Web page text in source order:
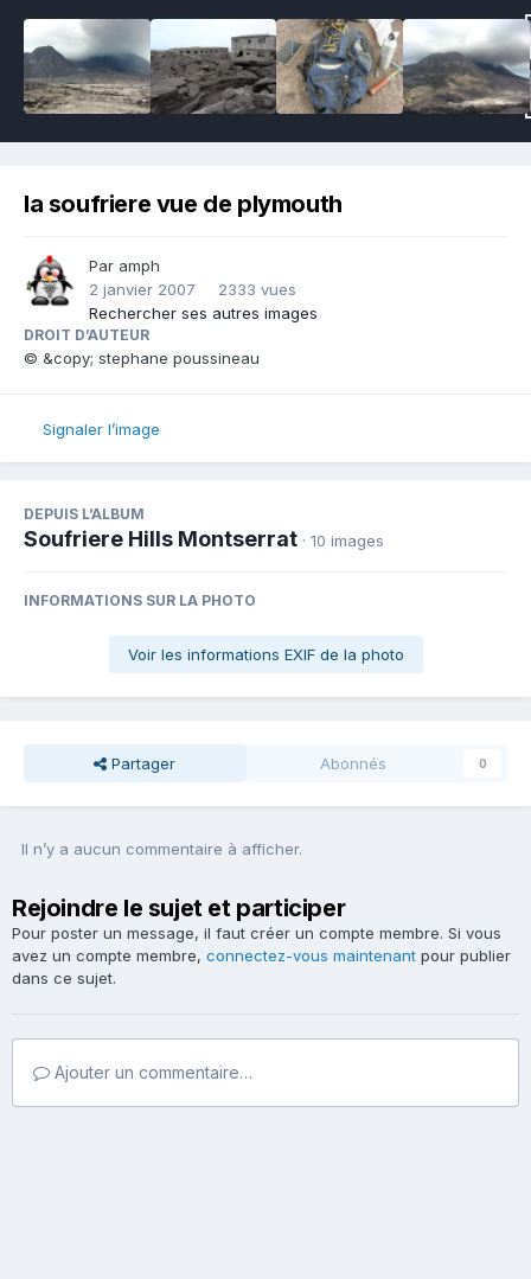
la soufriere vue de plymouth
Par amph
2 janvier 2007
2333 vues
Rechercher ses autres images
DROIT D’AUTEUR
© &copy; stephane poussineau
Signaler l’image
DEPUIS L’ALBUM
Soufriere Hills Montserrat · 10 images
INFORMATIONS SUR LA PHOTO
Voir les informations EXIF de la photo
Partager Abonnés 0
Il n’y a aucun commentaire à afficher.
Rejoindre le sujet et participer
Pour poster un message, il faut créer un compte membre. Si vous
avez un compte membre, connectez-vous maintenant pour publier
dans ce sujet.
Ajouter un commentaire…